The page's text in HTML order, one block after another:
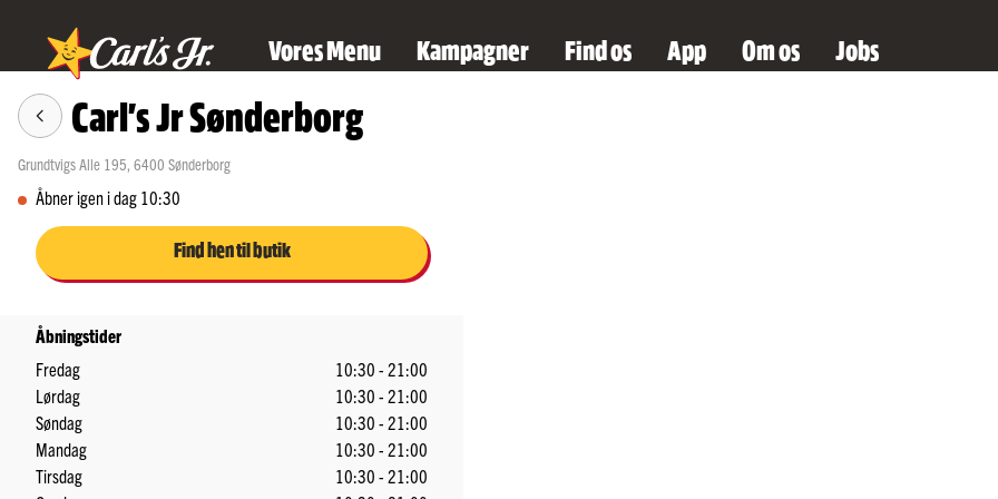
Vores Menu Kampagner Find os App Om os Jobs
​Carl's Jr Sønderborg
Grundtvigs Alle 195, 6400 Sønderborg
Åbner igen i dag 10:30
Find hen til butik
Åbningstider
Fredag
10:30 - 21:00
Lørdag
10:30 - 21:00
Søndag
10:30 - 21:00
Mandag
10:30 - 21:00
Tirsdag
10:30 - 21:00